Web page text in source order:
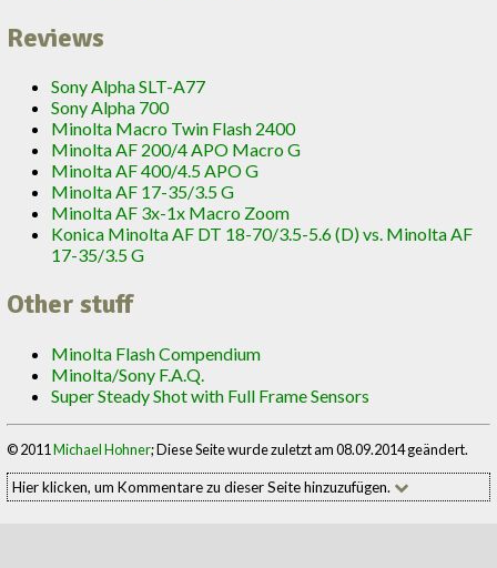
Reviews
Sony Alpha SLT-A77
Sony Alpha 700
Minolta Macro Twin Flash 2400
Minolta AF 200/4 APO Macro G
Minolta AF 400/4.5 APO G
Minolta AF 17-35/3.5 G
Minolta AF 3x-1x Macro Zoom
Konica Minolta AF DT 18-70/3.5-5.6 (D) vs. Minolta AF
17-35/3.5 G
Other stuff
Minolta Flash Compendium
Minolta/Sony F.A.Q.
Super Steady Shot with Full Frame Sensors
© 2011Michael Hohner; Diese Seite wurde zuletzt am 08.09.2014 geändert.
Hier klicken, um Kommentare zu dieser Seite hinzuzufügen.